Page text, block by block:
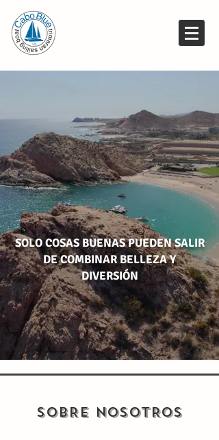
SOLO COSAS BUENAS PUEDEN SALIR
DE COMBINAR BELLEZA Y
DIVERSIÓN
SOBRE NOSOTROS